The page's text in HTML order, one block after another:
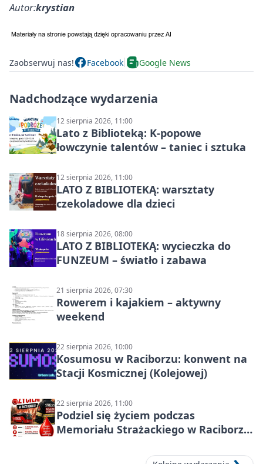
Autor:krystian
Zaobserwuj nas! Facebook Google News
Nadchodzące wydarzenia
12 sierpnia 2026, 11:00
Lato z Biblioteką: K-popowe
łowczynie talentów – taniec i sztuka
12 sierpnia 2026, 11:00
LATO Z BIBLIOTEKĄ: warsztaty
czekoladowe dla dzieci
18 sierpnia 2026, 08:00
LATO Z BIBLIOTEKĄ: wycieczka do
FUNZEUM – światło i zabawa
21 sierpnia 2026, 07:30
Rowerem i kajakiem – aktywny
weekend
22 sierpnia 2026, 10:00
Kosumosu w Raciborzu: konwent na
Stacji Kosmicznej (Kolejowej)
22 sierpnia 2026, 11:00
Podziel się życiem podczas
Memoriału Strażackiego w Raciborzu